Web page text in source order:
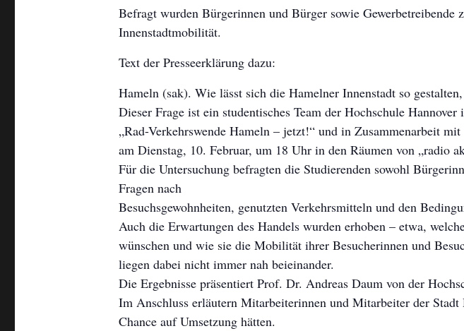
Befragt wurden Bürgerinnen und Bürger sowie
Innenstadtmobilität.
Text der Presseerklärung dazu:
Hameln (sak). Wie lässt sich die Hamelner Innenstadt so
Dieser Frage ist ein studentisches Team der Hochschule
„Rad-Verkehrswende Hameln – jetzt!“ und in Zusammenarbeit
am Dienstag, 10. Februar, um 18 Uhr in den Räumen von „radio
Für die Untersuchung befragten die Studierenden sowohl
Fragen nach
Besuchsgewohnheiten, genutzten Verkehrsmitteln und den
Auch die Erwartungen des Handels wurden erhoben – etwa,
wünschen und wie sie die Mobilität ihrer Besucherinnen und
liegen dabei nicht immer nah beieinander.
Die Ergebnisse präsentiert Prof. Dr. Andreas Daum von der
Im Anschluss erläutern Mitarbeiterinnen und Mitarbeiter der
Chance auf Umsetzung hätten.